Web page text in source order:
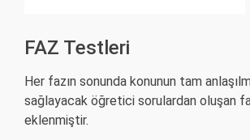
FAZ Testleri
Her fazın sonunda konunun tam
sağlayacak öğretici sorulardan oluşan
eklenmiştir.